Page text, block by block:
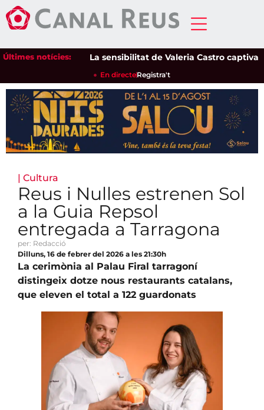
Últimes notícies: La sensibilitat de Valeria Castro captiva el
En directeRegistra't
| Cultura
Reus i Nulles estrenen Sol
a la Guia Repsol
entregada a Tarragona
per: Redacció
Dilluns, 16 de febrer del 2026 a les 21:30h
La cerimònia al Palau Firal tarragoní
distingeix dotze nous restaurants catalans,
que eleven el total a 122 guardonats